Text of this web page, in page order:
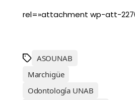
rel=»attachment wp-att-
ASOUNAB
Marchigüe
Odontología UNAB